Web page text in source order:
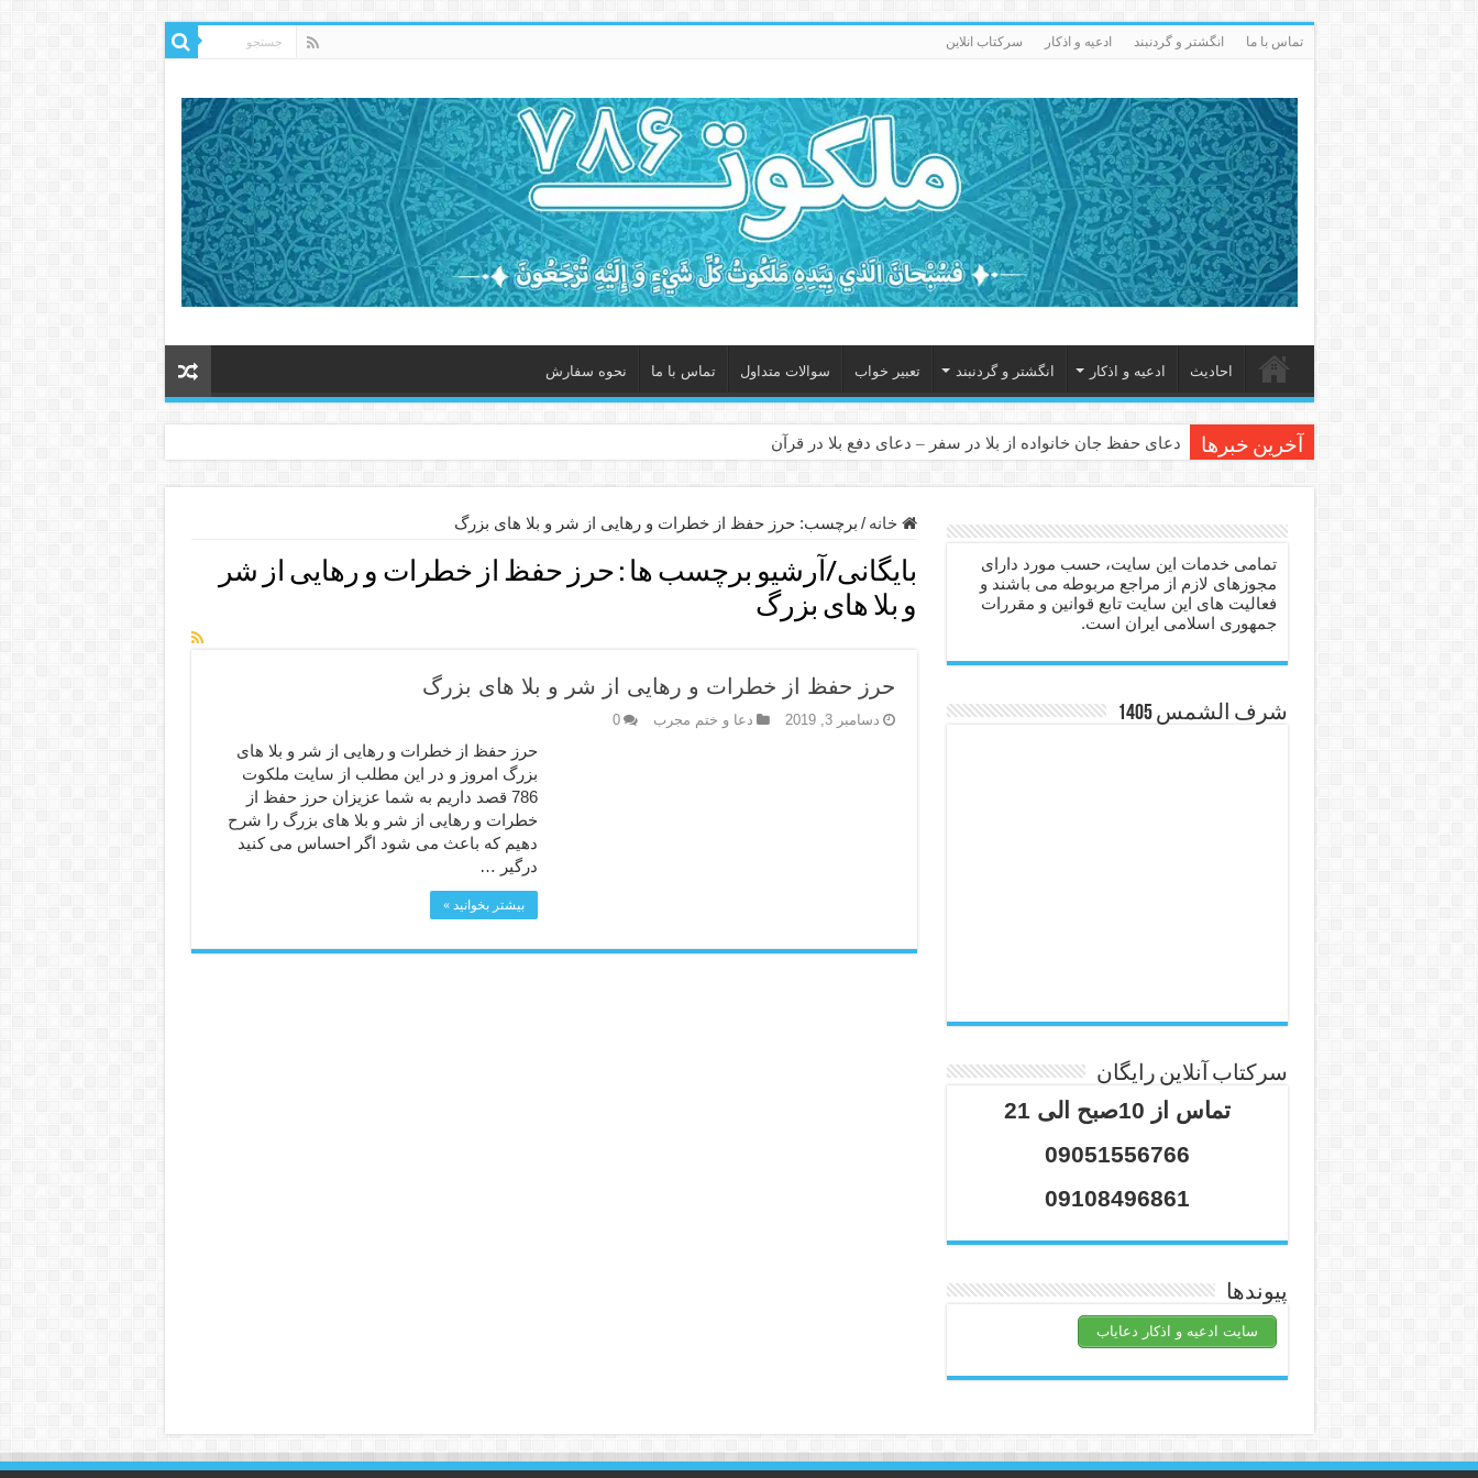
تماس با ما انگشتر و گردنبند ادعيه و اذكار سرکتاب انلاین
احاديث ادعيه و اذكار انگشتر و گردنبند تعبیر خواب سوالات متداول تماس با ما نحوه سفارش
آخرین خبرها دعای حفظ جان خانواده از بلا در سفر – دعای دفع بلا در قرآن
دعا برای عاشق شدن طرف مقابل – عاشق کردن طرف مقابل از راه دور
دعای حفظ جان عزیزان از بلا در سفر – دعا برای رفع حوادث بد روزانه
انواع ذکرهای الهی و خواص آن – مجرب ترین ذکرها برای برآوردن حاجات
دعای روزی و رفع فقر – دعای مجرب برای گشایش مالی و برکت در کار
دعای قوی برای حاجات دنیا و آخرت – حاجت روایی و رفع مشکلات
ختم سوره تکاثر برای جذب ثروت – خواص و برکات سوره تکاثر
خانه / برچسب: حرز حفظ از خطرات و رهایی از شر و بلا های بزرگ
بایگانی/آرشیو برچسب ها : حرز حفظ از خطرات و رهایی از شر
و بلا های بزرگ
حرز حفظ از خطرات و رهایی از شر و بلا های بزرگ
دسامبر 3, 2019 دعا و ختم مجرب 0
حرز حفظ از خطرات و رهایی از شر و بلا های
بزرگ امروز و در این مطلب از سایت ملکوت
786 قصد داریم به شما عزیزان حرز حفظ از
خطرات و رهایی از شر و بلا های بزرگ را شرح
دهیم که باعث می شود اگر احساس می کنید
درگیر …
بیشتر بخوانید »
تمامی خدمات این سایت، حسب مورد دارای
مجوزهای لازم از مراجع مربوطه می باشند و
فعالیت های این سایت تابع قوانین و مقررات
جمهوری اسلامی ایران است.
شرف الشمس 1405
سرکتاب آنلاین رایگان
تماس از 10صبح الی 21
09051556766
09108496861
پیوندها
سایت ادعیه و اذکار دعایاب